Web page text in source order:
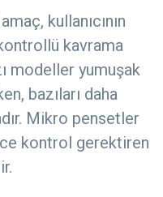
kullanıcının
kavrama
modeller yumuşak
bazıları daha
Mikro pensetler
kontrol gerektiren